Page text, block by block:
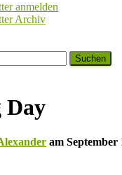
anmelden
Archiv
Day
am September